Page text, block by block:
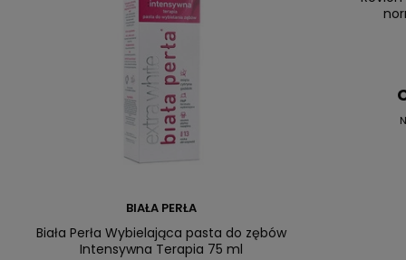
BIAŁA PERŁA
Biała Perła Wybielająca pasta do zębów
Intensywna Terapia 75 ml